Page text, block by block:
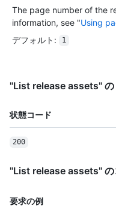
The page number of the
information, see "Using
デフォルト : 1
"List release assets"
状態コード
200
"List release assets" の
要求の例